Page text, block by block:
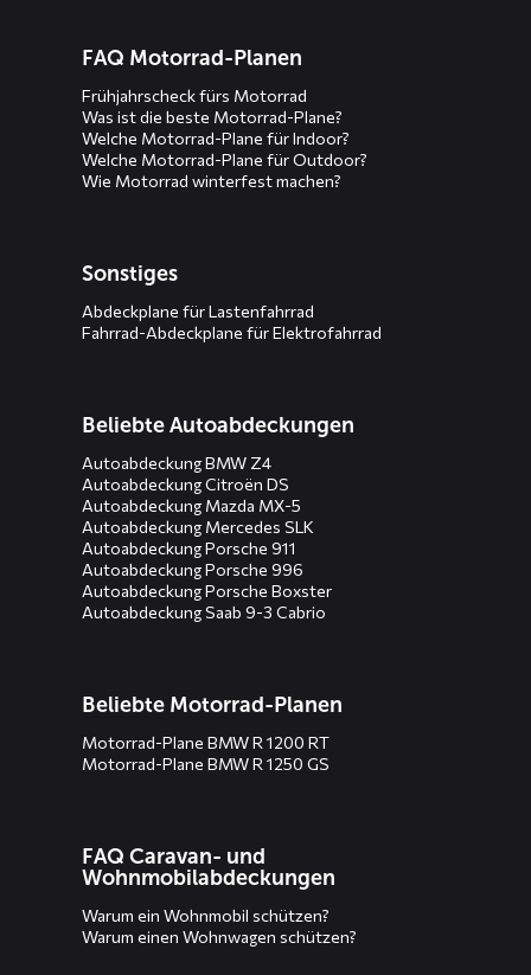
FAQ Motorrad-Planen
Frühjahrscheck fürs Motorrad
Was ist die beste Motorrad-Plane?
Welche Motorrad-Plane für Indoor?
Welche Motorrad-Plane für Outdoor?
Wie Motorrad winterfest machen?
Sonstiges
Abdeckplane für Lastenfahrrad
Fahrrad-Abdeckplane für Elektrofahrrad
Beliebte Autoabdeckungen
Autoabdeckung BMW Z4
Autoabdeckung Citroën DS
Autoabdeckung Mazda MX-5
Autoabdeckung Mercedes SLK
Autoabdeckung Porsche 911
Autoabdeckung Porsche 996
Autoabdeckung Porsche Boxster
Autoabdeckung Saab 9-3 Cabrio
Beliebte Motorrad-Planen
Motorrad-Plane BMW R 1200 RT
Motorrad-Plane BMW R 1250 GS
FAQ Caravan- und
Wohnmobilabdeckungen
Warum ein Wohnmobil schützen?
Warum einen Wohnwagen schützen?